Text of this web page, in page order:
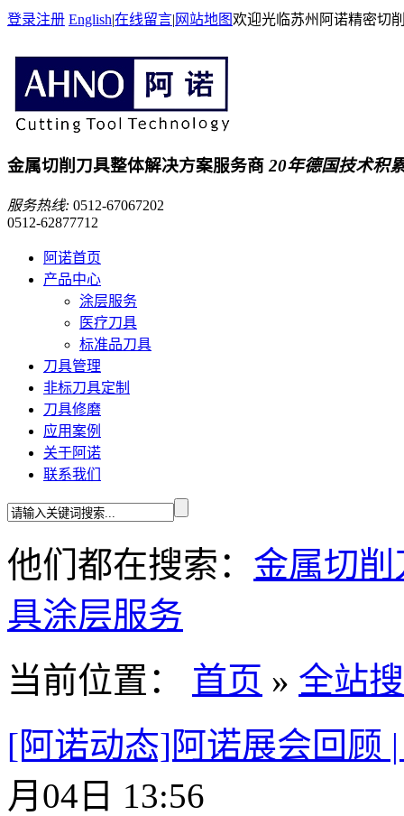
登录注册 English|在线留言| 网站地图欢迎光临苏州阿诺精密切
金属切削刀具整体解决方案服务商 20年德国技术积
服务热线: 0512-67067202
0512-62877712
阿诺首页
产品中心
涂层服务
医疗刀具
标准品刀具
刀具管理
非标刀具定制
刀具修磨
应用案例
关于阿诺
联系我们
他们都在搜索： 金属切削
具涂层服务
当前位置：
首页 » 全站
[阿诺动态]阿诺展会回顾
月04日 13:56